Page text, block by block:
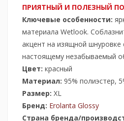
ПРИЯТНЫЙ И ПОЛЕЗНЫЙ
Ключевые особенности:
материала Wetlook.
акцент на изящной шнуровке
настоящему незабываемый
Цвет: красный
Материал: 95% полиэстер,
Размер: ХL
Бренд: Erolanta Glossy
Страна бренда/